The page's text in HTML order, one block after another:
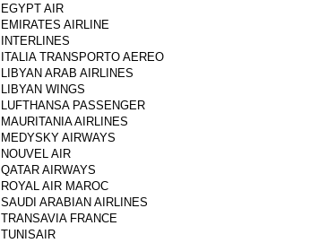
EGYPT AIR
EMIRATES AIRLINE
INTERLINES
ITALIA TRANSPORTO AEREO
LIBYAN ARAB AIRLINES
LIBYAN WINGS
LUFTHANSA PASSENGER
MAURITANIA AIRLINES
MEDYSKY AIRWAYS
NOUVEL AIR
QATAR AIRWAYS
ROYAL AIR MAROC
SAUDI ARABIAN AIRLINES
TRANSAVIA FRANCE
TUNISAIR